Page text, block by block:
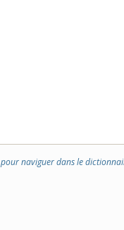
naviguer dans le